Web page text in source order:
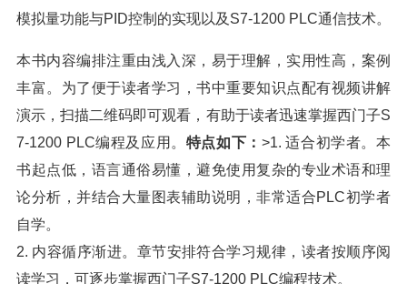
模拟量功能与PID控制的实现以及S7-1200 PLC通信技术。
本书内容编排注重由浅入深，易于理解，实用性高，案例
丰富。为了便于读者学习，书中重要知识点配有视频讲解
演示，扫描二维码即可观看，有助于读者迅速掌握西门子S
7-1200 PLC编程及应用。 特点如下： >1. 适合初学者。本
书起点低，语言通俗易懂，避免使用复杂的专业术语和理
论分析，并结合大量图表辅助说明，非常适合PLC初学者
自学。
2. 内容循序渐进。章节安排符合学习规律，读者按顺序阅
读学习，可逐步掌握西门子S7-1200 PLC编程技术。